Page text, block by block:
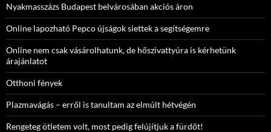
Nyakmasszázs Budapest belvárosában akciós áron
Online lapozható Pepco újságok siettek a segítségemre
Online nem csak vásárolhatunk, de hőszivattyúra is kérhetünk
árajánlatot
Otthoni fények
Plazmavágás – erről is tanultam az elmúlt hétvégén
Rengeteg ötletem volt, most pedig felújítjuk a fürdőt!